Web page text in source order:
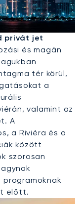
privát jet
és magán
tér körül,
a
valamint az
A
a Riviéra és a
között
szorosan
előtt.